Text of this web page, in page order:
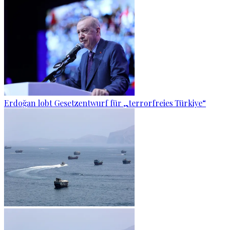
Erdoğan lobt Gesetzentwurf für „terrorfreies Türkiye“